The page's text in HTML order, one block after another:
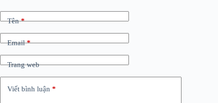
Tên*
Email*
Trang web
Viết bình luận *